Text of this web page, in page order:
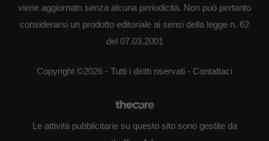
viene aggiornato senza alcuna periodicità. Non può pertanto
considerarsi un prodotto editoriale ai sensi della legge n. 62
del 07.03.2001
Copyright ©2026 - Tutti i diritti riservati - Contattaci
Le attività pubblicitarie su questo sito sono gestite da